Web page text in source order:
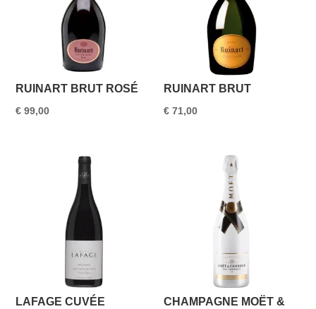
RUINART BRUT ROSÉ
€ 99,00
RUINART BRUT
€ 71,00
LAFAGE CUVÉE
CHAMPAGNE MOËT &